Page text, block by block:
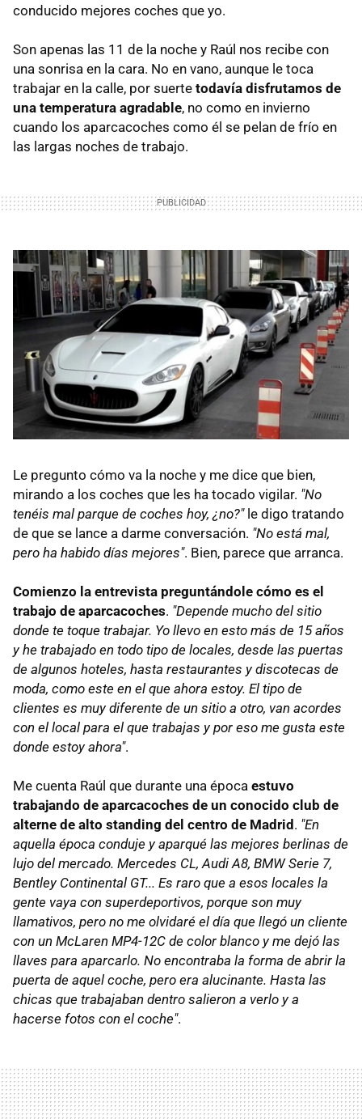
conducido mejores coches que yo.
Son apenas las 11 de la noche y Raúl nos recibe con
una sonrisa en la cara. No en vano, aunque le toca
trabajar en la calle, por suerte todavía disfrutamos de
una temperatura agradable, no como en invierno
cuando los aparcacoches como él se pelan de frío en
las largas noches de trabajo.
Le pregunto cómo va la noche y me dice que bien,
mirando a los coches que les ha tocado vigilar. "No
tenéis mal parque de coches hoy, ¿no?"le digo tratando
de que se lance a darme conversación. "No está mal,
pero ha habido días mejores". Bien, parece que arranca.
Comienzo la entrevista preguntándole cómo es el
trabajo de aparcacoches. "Depende mucho del sitio
donde te toque trabajar. Yo llevo en esto más de 15 años
y he trabajado en todo tipo de locales, desde las puertas
de algunos hoteles, hasta restaurantes y discotecas de
moda, como este en el que ahora estoy. El tipo de
clientes es muy diferente de un sitio a otro, van acordes
con el local para el que trabajas y por eso me gusta este
donde estoy ahora".
Me cuenta Raúl que durante una época estuvo
trabajando de aparcacoches de un conocido club de
alterne de alto standing del centro de Madrid. "En
aquella época conduje y aparqué las mejores berlinas de
lujo del mercado. Mercedes CL, Audi A8, BMW Serie 7,
Bentley Continental GT... Es raro que a esos locales la
gente vaya con superdeportivos, porque son muy
llamativos, pero no me olvidaré el día que llegó un cliente
con un McLaren MP4-12C de color blanco y me dejó las
llaves para aparcarlo. No encontraba la forma de abrir la
puerta de aquel coche, pero era alucinante. Hasta las
chicas que trabajaban dentro salieron a verlo y a
hacerse fotos con el coche".